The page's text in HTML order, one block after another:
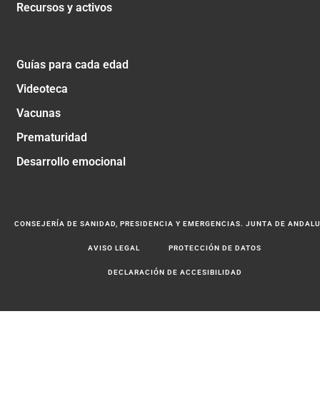
Recursos y activos
Guías para cada edad
Videoteca
Vacunas
Prematuridad
Desarrollo emocional
CONSEJERÍA DE SANIDAD, PRESIDENCIA Y EMERGENCIAS. JUNTA DE
AVISO LEGAL PROTECCIÓN DE DATOS
DECLARACIÓN DE ACCESIBILIDAD